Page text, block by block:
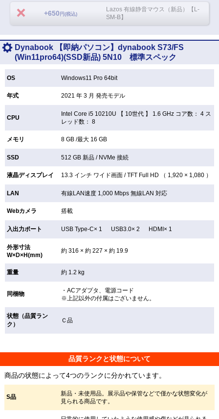
+650 円(税込)
Lazos 有線静音マウス（新品）【L-
SM-B】
Dynabook 【即納パソコン】dynabook S73/FS
(Win11pro64)(SSD新品) 5N10 標準スペック
OS Windows11 Pro 64bit
年式 2021 年 3 月 発売モデル
CPU
Intel Core i5 10210U 【 10世代 】 1.6 GHz コア数： 4 ス
レッド数： 8
メモリ 8 GB /最大 16 GB
SSD 512 GB新品 / NVMe 接続
液晶ディスプレイ 13.3 インチ ワイド画面 /TFT Full HD （ 1,920 × 1,080 ）
LAN 有線LAN速度 1,000 Mbps 無線LAN対応
Webカメラ 搭載
入出力ポート USB Type-C× 1 USB3.0× 2 HDMI× 1
外形寸法
W×D×H(mm)
約 316 × 約 227 × 約 19.9
重量 約 1.2 kg
同梱物
・ACアダプタ、電源コード
※上記以外の付属はございません。
状態（品質ラン
ク）
Ｃ品
品質ランクと状態について
商品の状態によって4つのランクに分かれています。
S品
新品・未使用品。展示品や保管などで僅かな状態変化が
見られる商品です。